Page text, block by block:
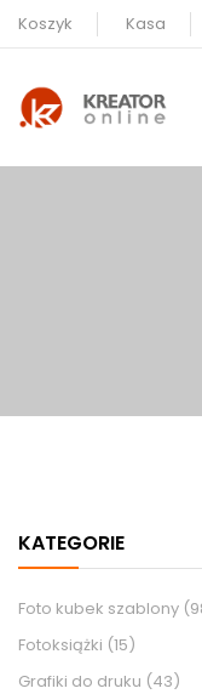
Koszyk Kasa
KATEGORIE
Foto kubek szablony
Fotoksiążki (15)
Grafiki do druku (43)